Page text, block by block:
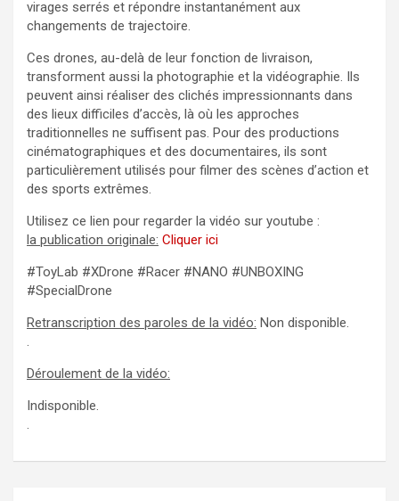
virages serrés et répondre instantanément aux
changements de trajectoire.
Ces drones, au-delà de leur fonction de livraison,
transforment aussi la photographie et la vidéographie. Ils
peuvent ainsi réaliser des clichés impressionnants dans
des lieux difficiles d’accès, là où les approches
traditionnelles ne suffisent pas. Pour des productions
cinématographiques et des documentaires, ils sont
particulièrement utilisés pour filmer des scènes d’action et
des sports extrêmes.
Utilisez ce lien pour regarder la vidéo sur youtube :
la publication originale: Cliquer ici
#ToyLab #XDrone #Racer #NANO #UNBOXING
#SpecialDrone
Retranscription des paroles de la vidéo: Non disponible.
.
Déroulement de la vidéo:
Indisponible.
.